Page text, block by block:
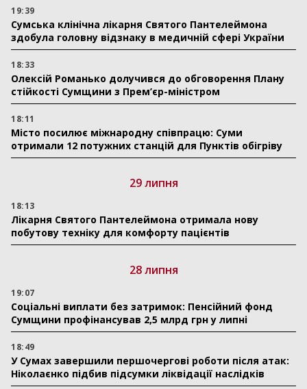
19:39
Сумська клінічна лікарня Святого Пантелеймона
здобула головну відзнаку в медичній сфері України
18:33
Олексій Романько долучився до обговорення Плану
стійкості Сумщини з Прем’єр-міністром
18:11
Місто посилює міжнародну співпрацю: Суми
отримали 12 потужних станцій для Пунктів обігріву
29 липня
18:13
Лікарня Святого Пантелеймона отримала нову
побутову техніку для комфорту пацієнтів
28 липня
19:07
Соціальні виплати без затримок: Пенсійний фонд
Сумщини профінансував 2,5 млрд грн у липні
18:49
У Сумах завершили першочергові роботи після атак:
Ніколаєнко підбив підсумки ліквідації наслідків